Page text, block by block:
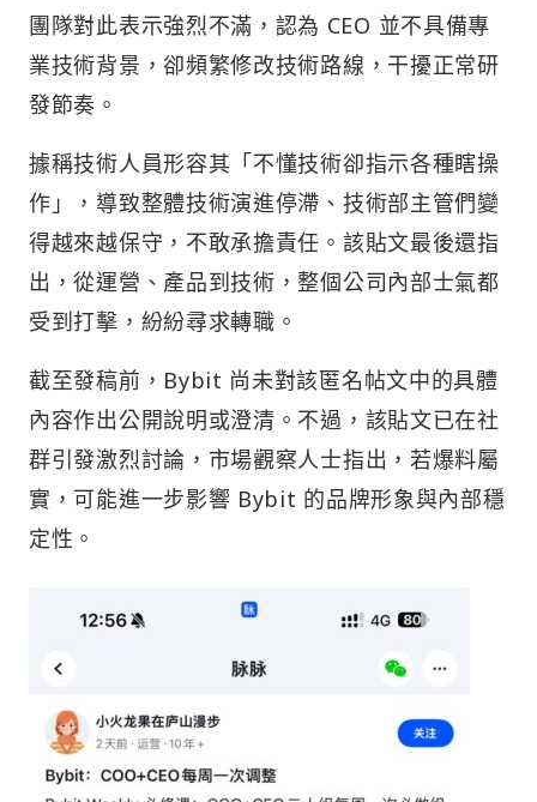
團隊對此表示強烈不滿，認為 CEO 並不具備專
業技術背景，卻頻繁修改技術路線，干擾正常研
發節奏。
據稱技術人員形容其「不懂技術卻指示各種瞎操
作」，導致整體技術演進停滯、技術部主管們變
得越來越保守，不敢承擔責任。該貼文最後還指
出，從運營、產品到技術，整個公司內部士氣都
受到打擊，紛紛尋求轉職。
截至發稿前，Bybit 尚未對該匿名帖文中的具體
內容作出公開說明或澄清。不過，該貼文已在社
群引發激烈討論，市場觀察人士指出，若爆料屬
實，可能進一步影響 Bybit 的品牌形象與內部穩
定性。